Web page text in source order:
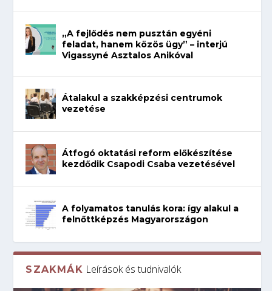
„A fejlődés nem pusztán egyéni
feladat, hanem közös ügy” – interjú
Vigassyné Asztalos Anikóval
Átalakul a szakképzési centrumok
vezetése
Átfogó oktatási reform előkészítése
kezdődik Csapodi Csaba vezetésével
A folyamatos tanulás kora: így alakul a
felnőttképzés Magyarországon
SZAKMÁK Leírások és tudnivalók